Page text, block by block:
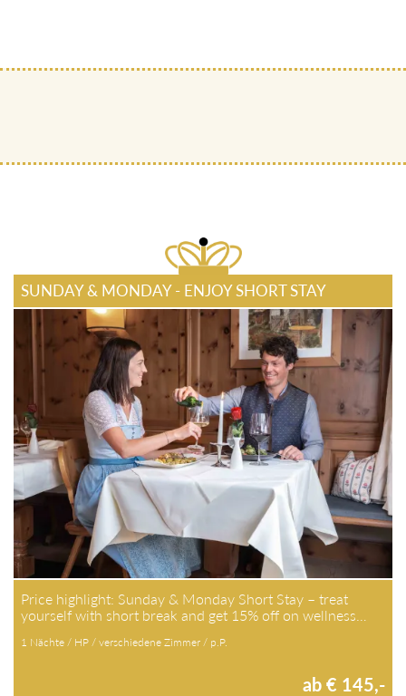
SUNDAY & MONDAY - ENJOY SHORT STAY
Price highlight: Sunday & Monday Short Stay – treat
yourself with short break and get 15% off on wellness…
1 Nächte / HP / verschiedene Zimmer / p.P.
ab € 145,-